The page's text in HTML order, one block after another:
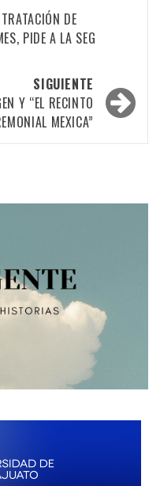
DE
PIDE A LA SEG
SIGUIENTE
Y “EL RECINTO
MEXICA”